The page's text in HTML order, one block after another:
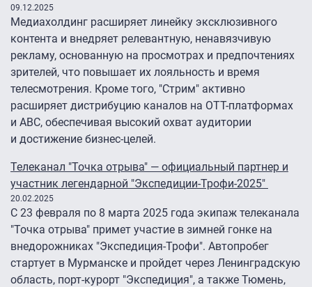
09.12.2025
Медиахолдинг расширяет линейку эксклюзивного
контента и внедряет релевантную, ненавязчивую
рекламу, основанную на просмотрах и предпочтениях
зрителей, что повышает их лояльность и время
телесмотрения. Кроме того, "Стрим" активно
расширяет дистрибуцию каналов на ОТТ-платформах
и АВС, обеспечивая высокий охват аудитории
и достижение бизнес-целей.
Телеканал "Точка отрыва" — официальный партнер и
участник легендарной "Экспедиции-Трофи-2025"
20.02.2025
С 23 февраля по 8 марта 2025 года экипаж телеканала
"Точка отрыва" примет участие в зимней гонке на
внедорожниках "Экспедиция-Трофи". Автопробег
стартует в Мурманске и пройдет через Ленинградскую
область, порт-курорт "Экспедиция", а также Тюмень,